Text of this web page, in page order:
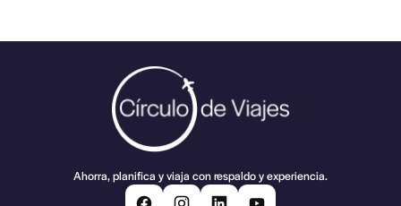
Ahorra, planifica y viaja con respaldo y experiencia.